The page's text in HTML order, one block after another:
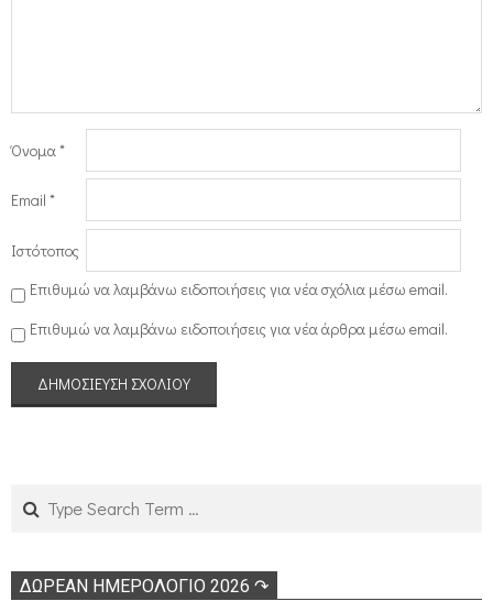
Όνομα *
Email *
Ιστότοπος
Επιθυμώ να λαμβάνω ειδοποιήσεις για νέα σχόλια μέσω email.
Επιθυμώ να λαμβάνω ειδοποιήσεις για νέα άρθρα μέσω email.
ΔΩΡΕΑΝ ΗΜΕΡΟΛΟΓΙΟ 2026 ↷